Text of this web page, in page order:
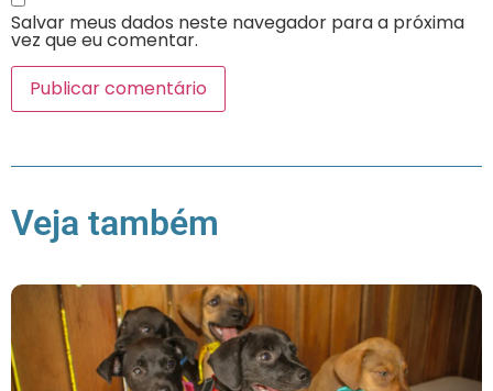
Salvar meus dados neste navegador para a próxima
vez que eu comentar.
Veja também